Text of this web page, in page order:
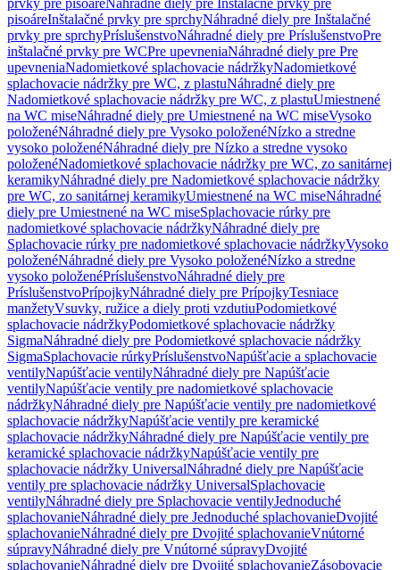
prvky pre pisoáreNáhradné diely pre Inštalačné prvky pre
pisoáreInštalačné prvky pre sprchyNáhradné diely pre Inštalačné
prvky pre sprchyPríslušenstvoNáhradné diely pre PríslušenstvoPre
inštalačné prvky pre WCPre upevneniaNáhradné diely pre Pre
upevneniaNadomietkové splachovacie nádržkyNadomietkové
splachovacie nádržky pre WC, z plastuNáhradné diely pre
Nadomietkové splachovacie nádržky pre WC, z plastuUmiestnené
na WC miseNáhradné diely pre Umiestnené na WC miseVysoko
položenéNáhradné diely pre Vysoko položenéNízko a stredne
vysoko položenéNáhradné diely pre Nízko a stredne vysoko
položenéNadomietkové splachovacie nádržky pre WC, zo sanitárnej
keramikyNáhradné diely pre Nadomietkové splachovacie nádržky
pre WC, zo sanitárnej keramikyUmiestnené na WC miseNáhradné
diely pre Umiestnené na WC miseSplachovacie rúrky pre
nadomietkové splachovacie nádržkyNáhradné diely pre
Splachovacie rúrky pre nadomietkové splachovacie nádržkyVysoko
položenéNáhradné diely pre Vysoko položenéNízko a stredne
vysoko položenéPríslušenstvoNáhradné diely pre
PríslušenstvoPrípojkyNáhradné diely pre PrípojkyTesniace
manžetyVsuvky, ružice a diely proti vzdutiuPodomietkové
splachovacie nádržkyPodomietkové splachovacie nádržky
SigmaNáhradné diely pre Podomietkové splachovacie nádržky
SigmaSplachovacie rúrkyPríslušenstvoNapúšťacie a splachovacie
ventilyNapúšťacie ventilyNáhradné diely pre Napúšťacie
ventilyNapúšťacie ventily pre nadomietkové splachovacie
nádržkyNáhradné diely pre Napúšťacie ventily pre nadomietkové
splachovacie nádržkyNapúšťacie ventily pre keramické
splachovacie nádržkyNáhradné diely pre Napúšťacie ventily pre
keramické splachovacie nádržkyNapúšťacie ventily pre
splachovacie nádržky UniversalNáhradné diely pre Napúšťacie
ventily pre splachovacie nádržky UniversalSplachovacie
ventilyNáhradné diely pre Splachovacie ventilyJednoduché
splachovanieNáhradné diely pre Jednoduché splachovanieDvojité
splachovanieNáhradné diely pre Dvojité splachovanieVnútorné
súpravyNáhradné diely pre Vnútorné súpravyDvojité
splachovanieNáhradné diely pre Dvojité splachovanieZásobovacie